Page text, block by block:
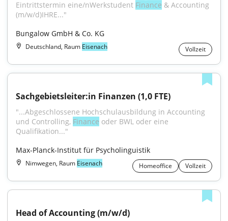
Eintrittstermin eine/nWerkstudent Finance & Accounting
(m/w/d)IHRE..."
Bungalow GmbH & Co. KG
Deutschland, Raum Eisenach Vollzeit
Sachgebiets­leiter:in Finanzen (1,0 FTE)
"...Abgeschlossene Hochschul­ausbildung in Accounting
und Controlling, Finance oder BWL oder eine
Qualifikation..."
Max-Planck-Institut für Psycholinguistik
Nimwegen, Raum Eisenach Homeoffice Vollzeit
Head of Accounting (m/w/d)